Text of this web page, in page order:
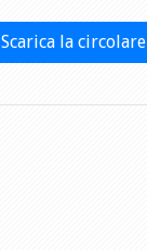
Scarica la circolare